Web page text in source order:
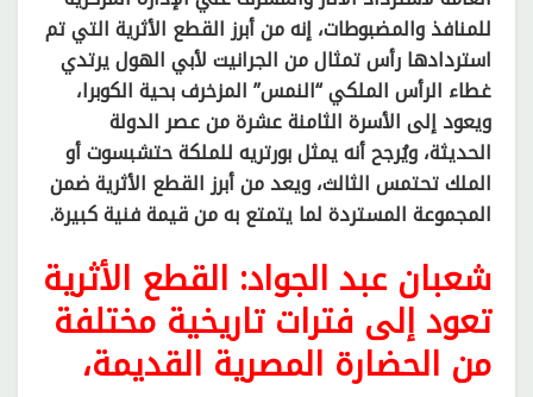
للمنافذ والمضبوطات، إنه من أبرز القطع الأثرية التي تم
استردادها رأس تمثال من الجرانيت لأبي الهول يرتدي
غطاء الرأس الملكي “النمس” المزخرف بحية الكوبرا،
ويعود إلى الأسرة الثامنة عشرة من عصر الدولة
الحديثة، ويُرجح أنه يمثل بورتريه للملكة حتشبسوت أو
الملك تحتمس الثالث، ويعد من أبرز القطع الأثرية ضمن
المجموعة المستردة لما يتمتع به من قيمة فنية كبيرة.
شعبان عبد الجواد: القطع الأثرية
تعود إلى فترات تاريخية مختلفة
من الحضارة المصرية القديمة،